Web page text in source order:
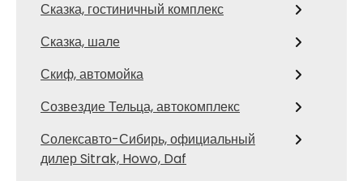
Сказка, гостиничный комплекс
Сказка, шале
Скиф, автомойка
Созвездие Тельца, автокомплекс
Солексавто-Сибирь, официальный
дилер Sitrak, Howo, Daf